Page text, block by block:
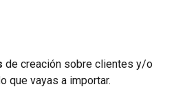
de creación sobre clientes y/o
que vayas a importar.